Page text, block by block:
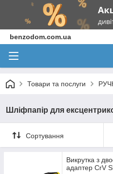
benzodom.com.ua
Товари та послуги
Шліфпапір для
Сортування
Викрутка з
адаптер CrV